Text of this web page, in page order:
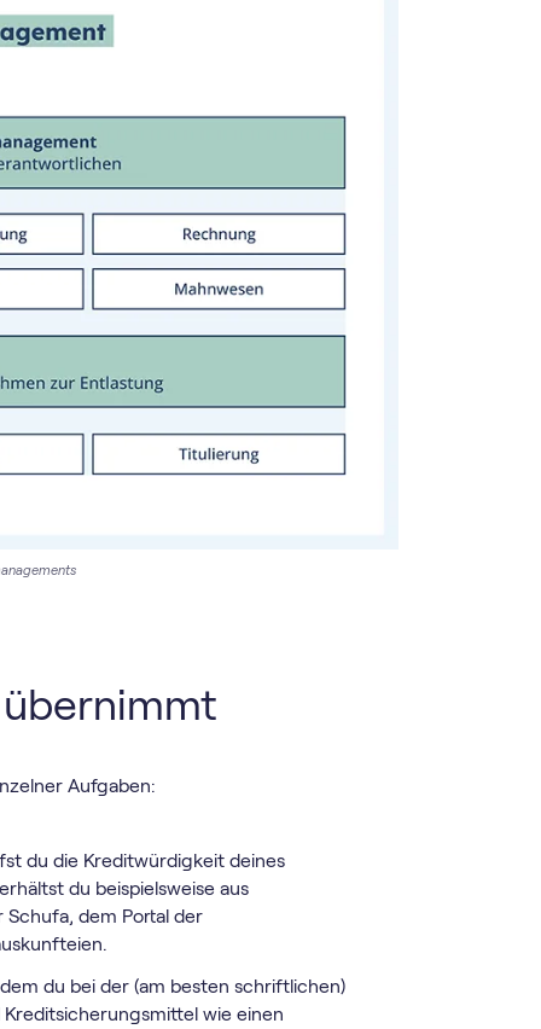
Aufgaben:
du die Kreditwürdigkeit deines
du beispielsweise aus
Schufa, dem Portal der
du bei der (am besten schriftlichen)
wie einen